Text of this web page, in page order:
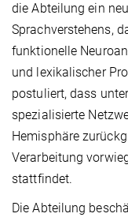
die Abteilung ein
Sprachverstehens,
funktionelle
und lexikalischer
postuliert, dass
spezialisierte
Hemisphäre
Verarbeitung
stattfindet.
Die Abteilung